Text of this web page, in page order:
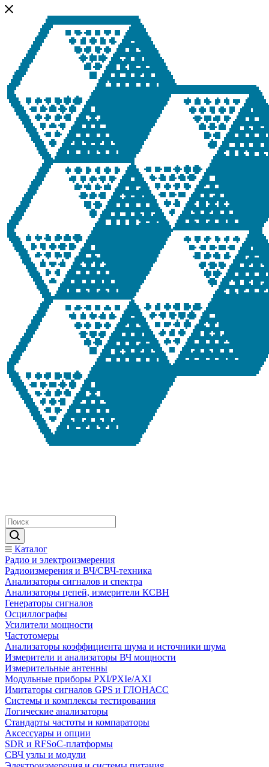
Каталог
Радио и электроизмерения
Радиоизмерения и ВЧ/СВЧ-техника
Анализаторы сигналов и спектра
Анализаторы цепей, измерители КСВН
Генераторы сигналов
Осциллографы
Усилители мощности
Частотомеры
Анализаторы коэффициента шума и источники шума
Измерители и анализаторы ВЧ мощности
Измерительные антенны
Модульные приборы PXI/PXIe/AXI
Имитаторы сигналов GPS и ГЛОНАСС
Системы и комплексы тестирования
Логические анализаторы
Стандарты частоты и компараторы
Аксессуары и опции
SDR и RFSoC‑платформы
СВЧ узлы и модули